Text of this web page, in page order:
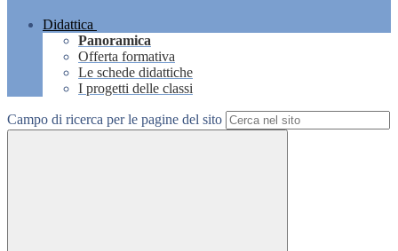
Didattica
Panoramica
Offerta formativa
Le schede didattiche
I progetti delle classi
Campo di ricerca per le pagine del sito